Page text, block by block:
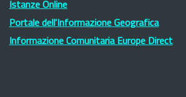
Istanze Online
Portale dell'Informazione Geografica
Informazione Comunitaria Europe Direct